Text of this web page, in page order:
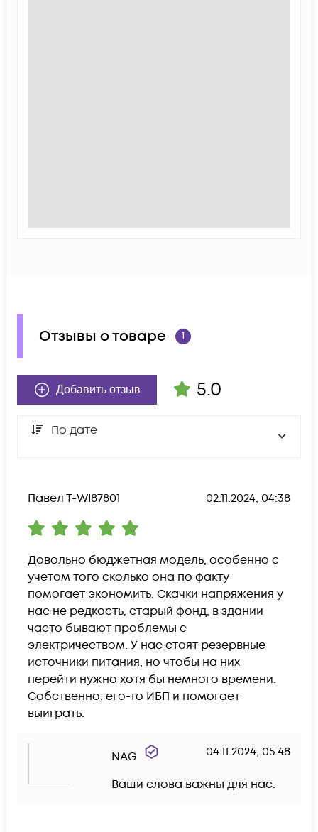
Отзывы о товаре 1
Добавить отзыв 5.0
По дате
Павел Т-WI87801 02.11.2024, 04:38
Довольно бюджетная модель, особенно с
учетом того сколько она по факту
помогает экономить. Скачки напряжения у
нас не редкость, старый фонд, в здании
часто бывают проблемы с
электричеством. У нас стоят резервные
источники питания, но чтобы на них
перейти нужно хотя бы немного времени.
Собственно, его-то ИБП и помогает
выиграть.
NAG 04.11.2024, 05:48
Ваши слова важны для нас.